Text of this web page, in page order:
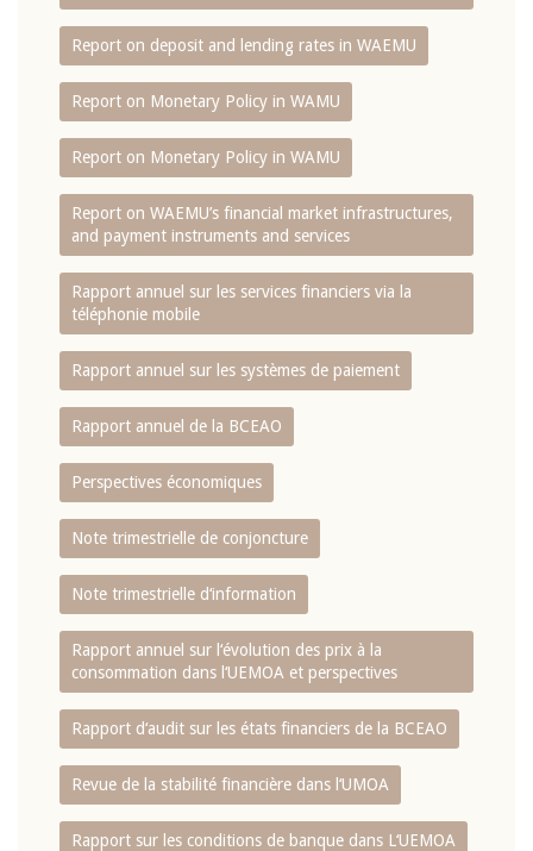
Report on deposit and lending rates in WAEMU
Report on Monetary Policy in WAMU
Report on Monetary Policy in WAMU
Report on WAEMU’s financial market infrastructures,
and payment instruments and services
Rapport annuel sur les services financiers via la
téléphonie mobile
Rapport annuel sur les systèmes de paiement
Rapport annuel de la BCEAO
Perspectives économiques
Note trimestrielle de conjoncture
Note trimestrielle d‘information
Rapport annuel sur l‘évolution des prix à la
consommation dans l‘UEMOA et perspectives
Rapport d‘audit sur les états financiers de la BCEAO
Revue de la stabilité financière dans l‘UMOA
Rapport sur les conditions de banque dans L‘UEMOA